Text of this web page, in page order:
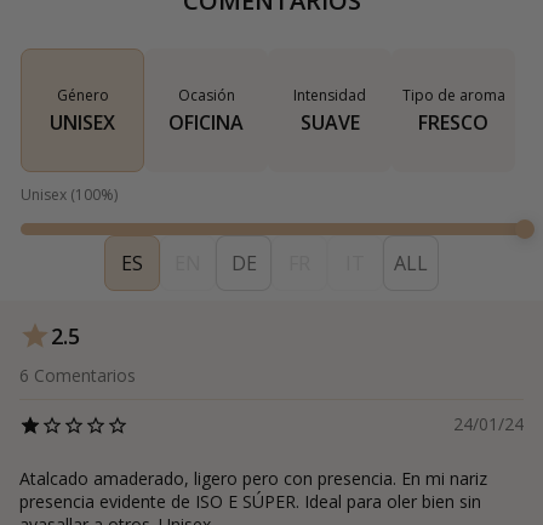
Género
UNISEX
Ocasión
OFICINA
Intensidad
SUAVE
Tipo de aroma
FRESCO
Unisex (100%)
ES DE ALL
2.5
6 Comentarios
24/01/24
Atalcado amaderado, ligero pero con presencia. En mi nariz
presencia evidente de ISO E SÚPER. Ideal para oler bien sin